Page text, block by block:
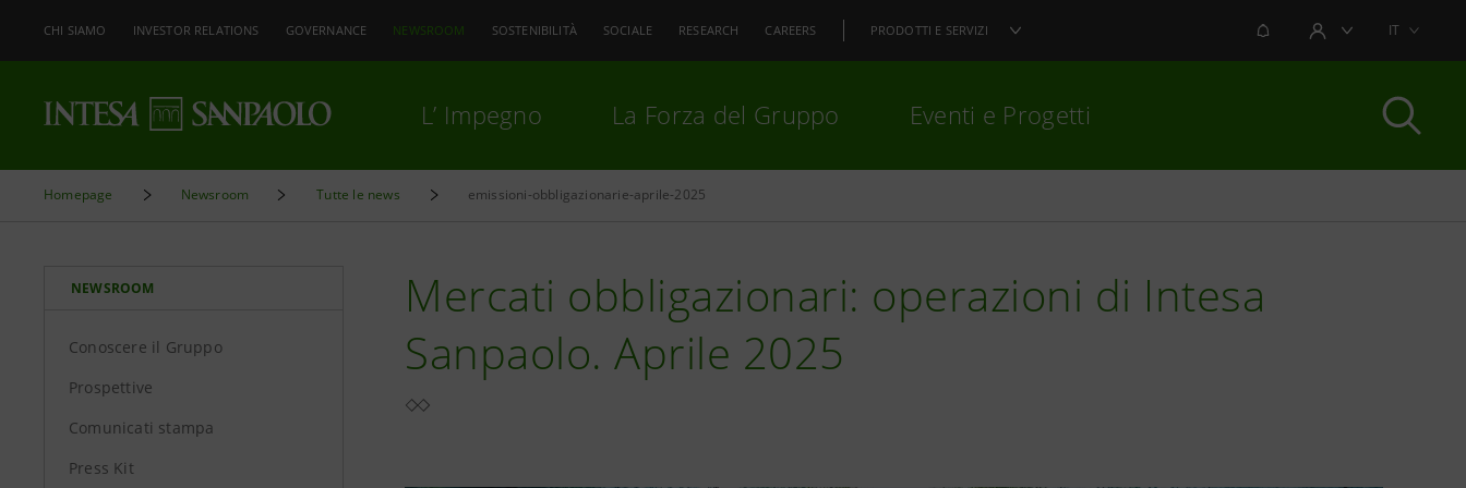
CHI SIAMO INVESTOR RELATIONS GOVERNANCE NEWSROOM SOSTENIBILITÀ SOCIALE RESEARCH CAREERS PRODOTTI E SERVIZI NOTIFICHEAREA UTENTEIT
L’ Impegno La Forza del Gruppo Eventi e Progetti
Homepage Newsroom Tutte le news emissioni-obbligazionarie-aprile-2025
NEWSROOM
Conoscere il Gruppo
Prospettive
Comunicati stampa
Press Kit
Mercati obbligazionari: operazioni di Intesa
Sanpaolo. Aprile 2025